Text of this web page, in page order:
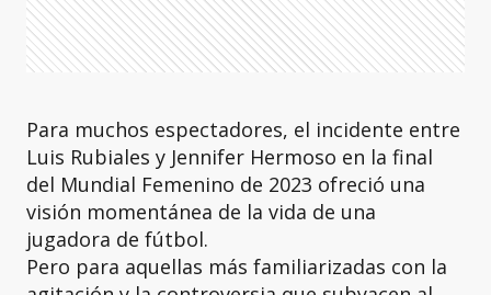
Para muchos espectadores, el incidente entre
Luis Rubiales y Jennifer Hermoso en la final
del Mundial Femenino de 2023 ofreció una
visión momentánea de la vida de una
jugadora de fútbol.
Pero para aquellas más familiarizadas con la